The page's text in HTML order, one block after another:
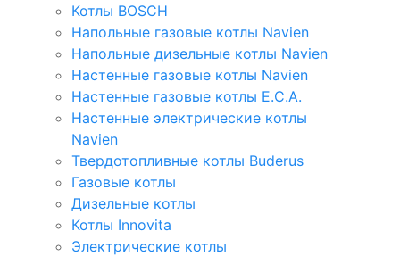
Котлы BOSCH
Напольные газовые котлы Navien
Напольные дизельные котлы Navien
Настенные газовые котлы Navien
Настенные газовые котлы E.C.A.
Настенные электрические котлы
Navien
Твердотопливные котлы Buderus
Газовые котлы
Дизельные котлы
Котлы Innovita
Электрические котлы